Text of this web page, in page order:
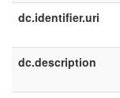
dc.identifier.uri
dc.description